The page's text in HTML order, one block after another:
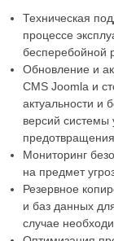
Техническая
процессе
бесперебойной
Обновление и
CMS Joomla и
актуальности и
версий системы
Мониторинг
на предмет
Резервное
и баз данных
случае